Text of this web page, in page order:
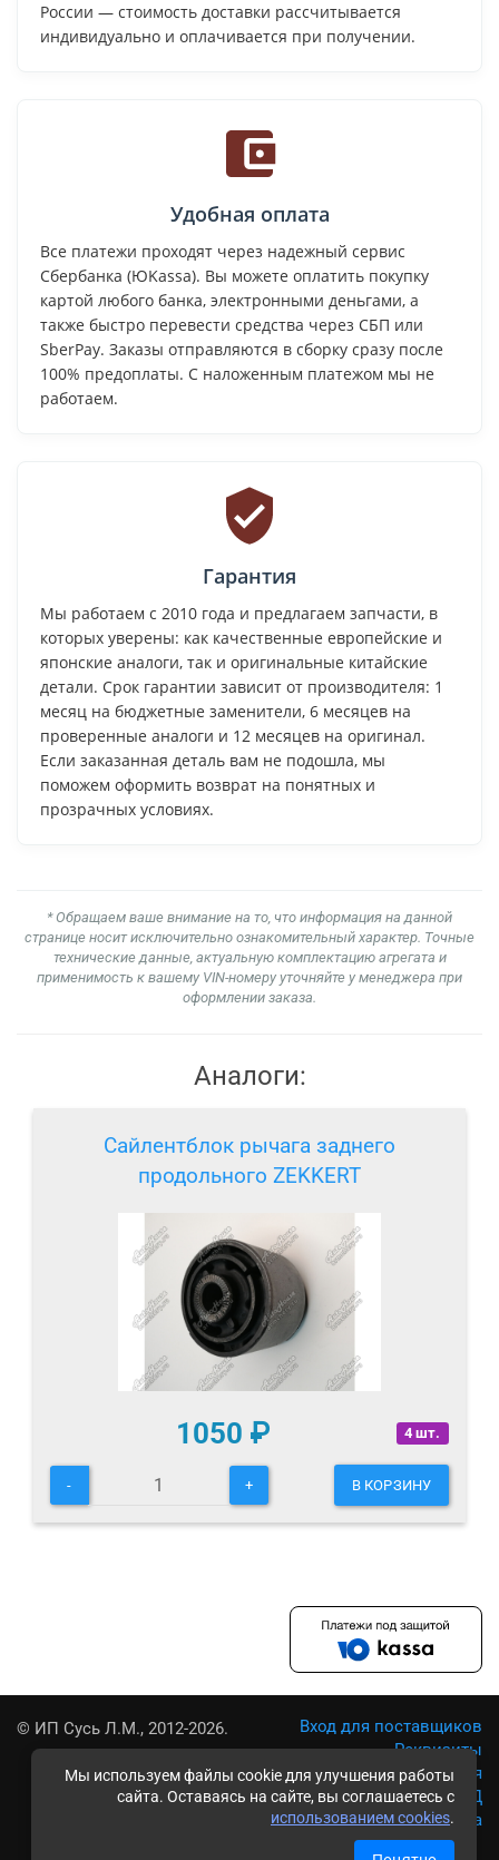
Мы используем файлы cookie для улучшения работы
сайта. Оставаясь на сайте, вы соглашаетесь с
использованием cookies.
России — стоимость доставки рассчитывается
индивидуально и оплачивается при получении.
Удобная оплата
Все платежи проходят через надежный сервис
Сбербанка (ЮKassa). Вы можете оплатить покупку
картой любого банка, электронными деньгами, а
также быстро перевести средства через СБП или
SberPay. Заказы отправляются в сборку сразу после
100% предоплаты. С наложенным платежом мы не
работаем.
Гарантия
Мы работаем с 2010 года и предлагаем запчасти, в
которых уверены: как качественные европейские и
японские аналоги, так и оригинальные китайские
детали. Срок гарантии зависит от производителя: 1
месяц на бюджетные заменители, 6 месяцев на
проверенные аналоги и 12 месяцев на оригинал.
Если заказанная деталь вам не подошла, мы
поможем оформить возврат на понятных и
прозрачных условиях.
* Обращаем ваше внимание на то, что информация на данной
странице носит исключительно ознакомительный характер. Точные
технические данные, актуальную комплектацию агрегата и
применимость к вашему VIN-номеру уточняйте у менеджера при
оформлении заказа.
Аналоги:
Сайлентблок рычага заднего
продольного ZEKKERT
4 шт.
1050 ₽
- + В КОРЗИНУ
© ИП Сусь Л.М., 2012-2026.
Вход для поставщиков
Реквизиты
Условия использования
Политика обработки ПД
Карта сайта